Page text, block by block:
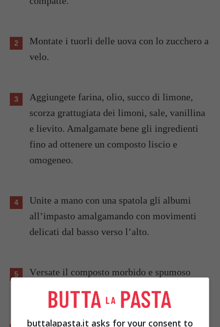
Montate i tuorli delle uova con lo zucchero a
velo.
Aggiungete farina, olio, succo di limone,
scorza grattugiata dei limoni, sale, vanillina
e lievito. Amalgamate bene gli ingredienti
fino ad ottenere un composto liscio e
omogeneo.
Unite a mano con una spatola gli albumi
all’impasto amalgamando con movimenti
delicati dal basso verso l’alto.
Versate il composto morbido e spumoso
buttalapasta.it asks for your consent to